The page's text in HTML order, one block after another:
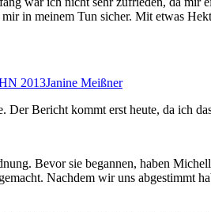
in meinem Tun sicher. Mit etwas
2013Janine Meißner
Bericht kommt erst heute, da ich
Bevor sie begannen, haben
Nachdem wir uns abgestimmt